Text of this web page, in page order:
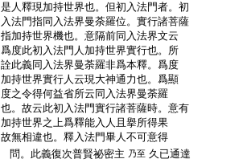
是人釋現加持世界也。但初入法門者。初
入法門指同入法界曼荼羅位。實行諸菩薩
指加持世界機也。意隔前同入法界文云
爲度此初入法門人加持世界實行也。所
詮此義同入法界曼荼羅非爲本釋。爲度
加持世界實行人云現大神通力也。爲顯
度之令得何益省所云同入法界曼荼羅
也。故云此初入法門實行諸菩薩時。意有
加持世界之上爲釋能入人且擧所得果
故無相違也。釋入法門畢人不可意得
問。此義復次普賢祕密主 乃至 久已通達